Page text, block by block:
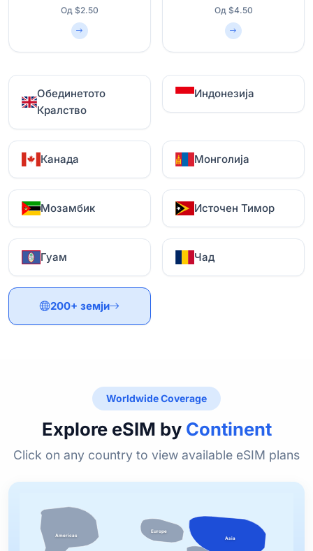
Од $2.50 Од $4.50
Обединетото
Кралство
Индонезија
Канада Монголија
Мозамбик Источен Тимор
Гуам Чад
200+ земји
Worldwide Coverage
Explore eSIM by Continent
Click on any country to view available eSIM plans
Americas
Europe
Asia